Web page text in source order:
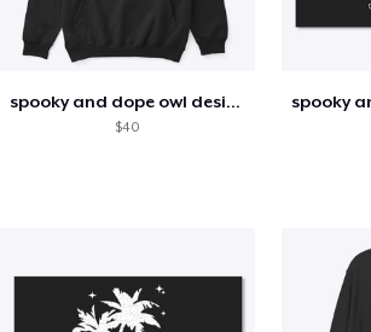
spooky and dope owl design
$40